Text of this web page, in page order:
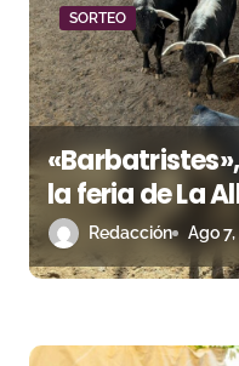
a
s
SORTEO
la feria de La
Redacción Ago